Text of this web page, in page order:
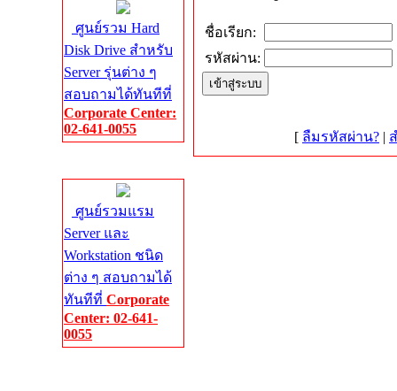
ศูนย์รวม Hard
Disk Drive สำหรับ
Server รุ่นต่าง ๆ
สอบถามได้ทันทีที่
Corporate Center:
02-641-0055
ศูนย์รวมแรม
Server และ
Workstation ชนิด
ต่าง ๆ สอบถามได้
ทันทีที่ Corporate
Center: 02-641-
0055
ชื่อเรียก:
รหัสผ่าน:
[ ลืมรหัสผ่าน? |